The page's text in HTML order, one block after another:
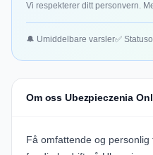
Vi respekterer ditt personvern.
🔔 Umiddelbare varsler✅
Om oss Ubezpieczenia
Få omfattende og